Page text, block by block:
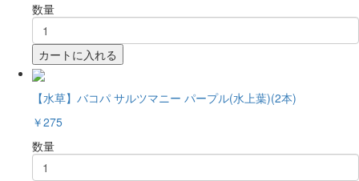
数量
カートに入れる
【水草】バコパ サルツマニー パープル(水上葉)(2本)
￥275
数量